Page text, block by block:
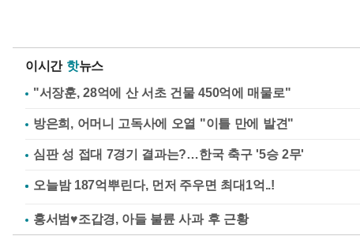
이시간 핫뉴스
"서장훈, 28억에 산 서초 건물 450억에 매물로"
방은희, 어머니 고독사에 오열 "이틀 만에 발견"
심판 성 접대 7경기 결과는?…한국 축구 '5승 2무'
홍서범♥조갑경, 아들 불륜 사과 후 근황